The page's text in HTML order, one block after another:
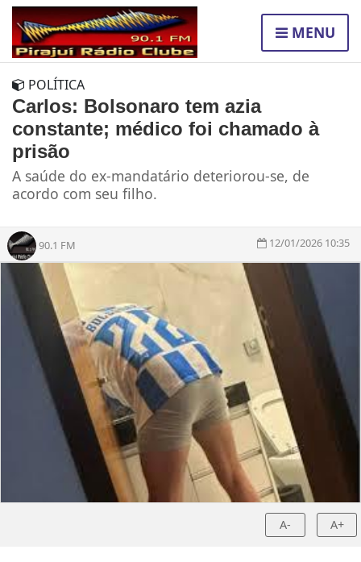
MENU
POLÍTICA
Carlos: Bolsonaro tem azia
constante; médico foi chamado à
prisão
A saúde do ex-mandatário deteriorou-se, de
acordo com seu filho.
90.1 FM 12/01/2026 10:35
A- A+